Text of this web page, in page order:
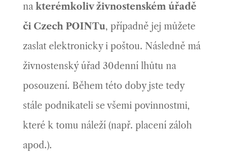
na kterémkoliv živnostenském úřadě
či Czech POINTu, případně jej můžete
zaslat elektronicky i poštou. Následně má
živnostenský úřad 30denní lhůtu na
posouzení. Během této doby jste tedy
stále podnikateli se všemi povinnostmi,
které k tomu náleží (např. placení záloh
apod.).